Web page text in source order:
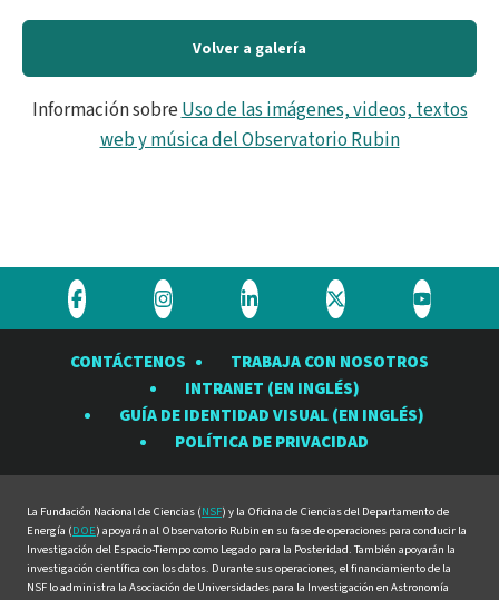
Volver a galería
Información sobreUso de las imágenes, videos, textos
web y música del Observatorio Rubin
Visite
Observatorio
Visite
Observatorio
Rubin
en
Visite
Observatorio
Rubin
en
Visite
Observatorio
Rubin
en
Visite
Rubin
en
CONTÁCTENOS
TRABAJA CON NOSOTROS
INTRANET (EN INGLÉS)
GUÍA DE IDENTIDAD VISUAL (EN INGLÉS)
POLÍTICA DE PRIVACIDAD
La Fundación Nacional de Ciencias (NSF) y la Oficina de Ciencias del Departamento de
Energía (DOE) apoyarán al Observatorio Rubin en su fase de operaciones para conducir la
Investigación del Espacio-Tiempo como Legado para la Posteridad. También apoyarán la
investigación científica con los datos. Durante sus operaciones, el financiamiento de la
NSF lo administra la Asociación de Universidades para la Investigación en Astronomía